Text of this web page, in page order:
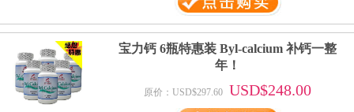
宝力钙 6瓶特惠装 Byl-calcium 补钙一整
年！
原价：USD$297.60 USD$248.00